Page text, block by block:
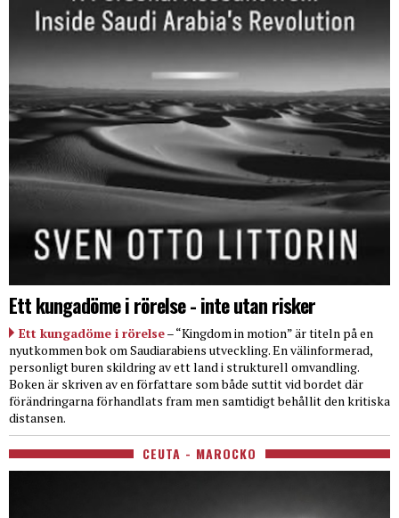
Ett kungadöme i rörelse - inte utan risker
Ett kungadöme i rörelse– “Kingdom in motion” är titeln på en
nyutkommen bok om Saudiarabiens utveckling. En välinformerad,
personligt buren skildring av ett land i strukturell omvandling.
Boken är skriven av en författare som både suttit vid bordet där
förändringarna förhandlats fram men samtidigt behållit den kritiska
distansen.
CEUTA - MAROCKO